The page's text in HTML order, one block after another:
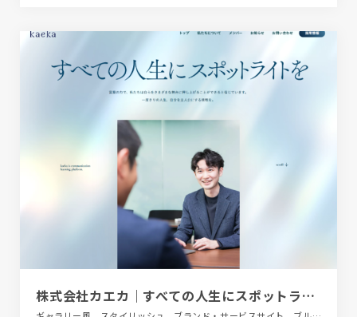
株式会社カエカ｜すべての人生にスポットライトを